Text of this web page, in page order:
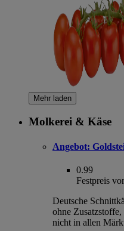
Mehr laden
Molkerei & Käse
Angebot:
0.99
Festpreis
Deutsche
ohne
nicht in allen